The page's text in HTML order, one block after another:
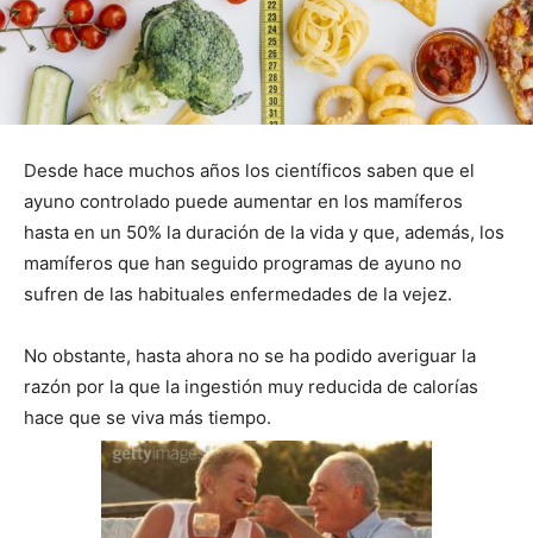
Desde hace muchos años los científicos saben que el
ayuno controlado puede aumentar en los mamíferos
hasta en un 50% la duración de la vida y que, además, los
mamíferos que han seguido programas de ayuno no
sufren de las habituales enfermedades de la vejez.
No obstante, hasta ahora no se ha podido averiguar la
razón por la que la ingestión muy reducida de calorías
hace que se viva más tiempo.